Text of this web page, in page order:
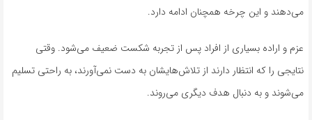
می‌دهند و این چرخه همچنان ادامه دارد.
عزم و اراده بسیاری از افراد پس از تجربه شکست ضعیف می‌شود. وقتی
نتایجی را که انتظار دارند از تلاش‌هایشان به دست نمی‌آورند، به راحتی تسلیم
می‌شوند و به دنبال هدف دیگری می‌روند.